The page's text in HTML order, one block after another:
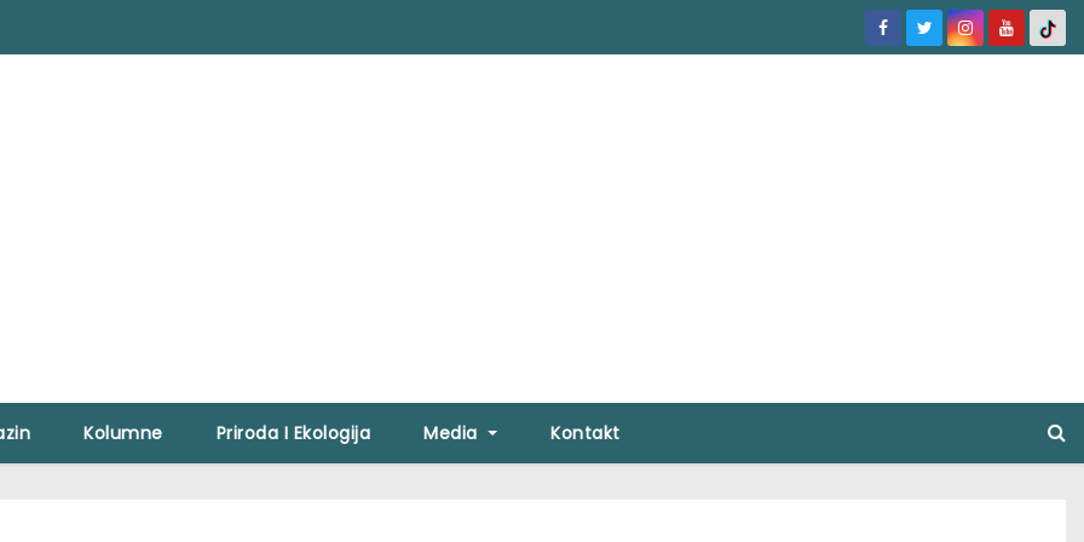
Kolumne Priroda I Ekologija Media Kontakt